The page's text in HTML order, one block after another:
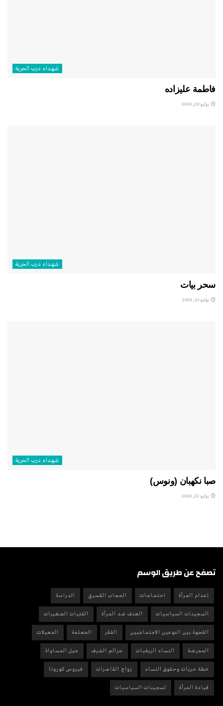
شهداء درب الحرية
فاطمة عليزاده
يوليو 29, 2026
شهداء درب الحرية
سحر بيات
يوليو 23, 2026
شهداء درب الحرية
صبا نكهبان (ونوس)
يوليو 22, 2026
تصفح عن طريق الوسم
إعدام المرأة احتجاجات الحجاب القسري الدراسة
السجينات السياسيات العنف ضد المرأة الفتيات الصغيرات
الفجوة بين النوعين الاجتماعيين الفقر المعلمة المعيلات
الممرضة النساء الريفيات جرائم الشرف جيل المساواة
خطة حريات وحقوق النساء زواج القاصرات فيروس كورونا
قيادة المرأة لسجينات السياسيات